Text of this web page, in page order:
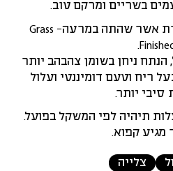
בשריים ומרקם טוב.
אשר שהתה במרעה- Grass
הנתח ניחן בשומן צהבהב יותר
ריח וטעם דומיננטי ועלול
סיבי יותר.
מגיע קפוא.
צלייה